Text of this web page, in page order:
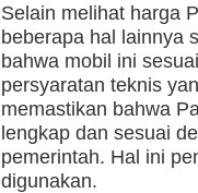
Selain melihat harga
beberapa hal lainnya
bahwa mobil ini
persyaratan teknis
memastikan bahwa
lengkap dan sesuai
pemerintah. Hal ini
digunakan.